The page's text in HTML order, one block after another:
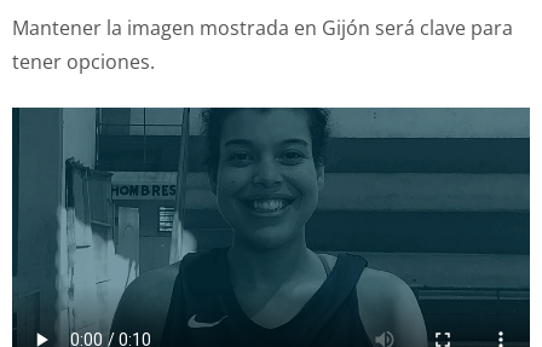
Mantener la imagen mostrada en Gijón será clave para
tener opciones.